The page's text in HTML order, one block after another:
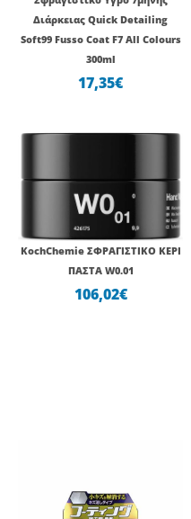
Διάρκειας Quick Detailing
Soft99 Fusso Coat F7 All Colours
300ml
17,35€
KochChemie ΣΦΡΑΓΙΣΤΙΚΟ ΚΕΡΙ
ΠΑΣΤΑ W0.01
106,02€